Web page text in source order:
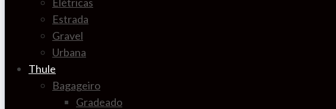
Estrada
Gravel
Urbana
Thule
Bagageiro
Gradeado